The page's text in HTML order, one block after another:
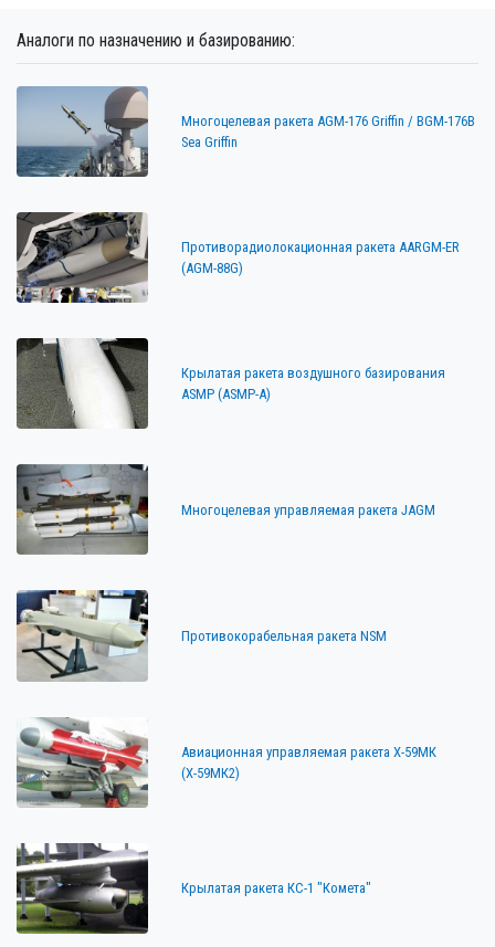
Аналоги по назначению и базированию:
Многоцелевая ракета AGM-176 Griffin / BGM-176B
Sea Griffin
Противорадиолокационная ракета AARGM-ER
(AGM-88G)
Крылатая ракета воздушного базирования
ASMP (ASMP-A)
Многоцелевая управляемая ракета JAGM
Противокорабельная ракета NSM
Авиационная управляемая ракета Х-59МК
(Х-59МК2)
Крылатая ракета КС-1 "Комета"